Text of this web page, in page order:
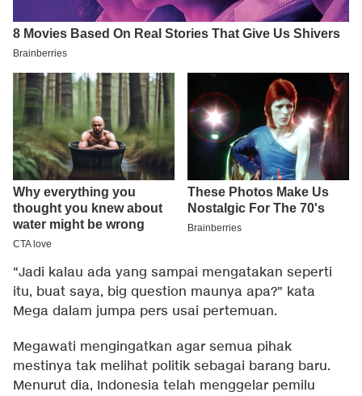
"Jadi kalau ada yang sampai mengatakan seperti
itu, buat saya, big question maunya apa?" kata
Mega dalam jumpa pers usai pertemuan.
Megawati mengingatkan agar semua pihak
mestinya tak melihat politik sebagai barang baru.
Menurut dia, Indonesia telah menggelar pemilu